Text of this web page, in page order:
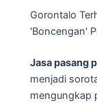
Gorontalo
'Boncengan'
Jasa pasang
menjadi
mengungkap